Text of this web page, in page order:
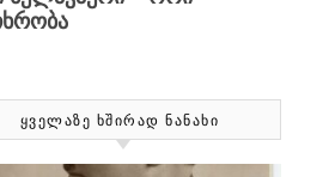
ᲧᲕᲔᲚᲐᲖᲔ ᲮᲨᲘᲠᲐᲓ ᲜᲐᲜᲐᲮᲘ